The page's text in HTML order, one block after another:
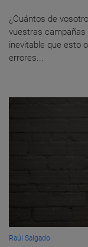
¿Cuántos de
vuestras campañas
inevitable que esto
errores...
Raúl Salgado